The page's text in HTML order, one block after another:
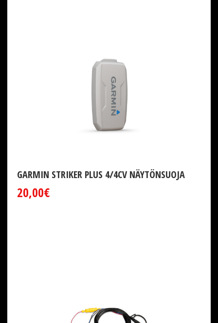
GARMIN STRIKER PLUS 4/4CV NÄYTÖNSUOJA
20,00€